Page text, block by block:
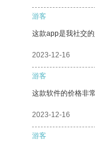
游客
这款app是我社交
2023-12-16
游客
这款软件的价格非
2023-12-16
游客